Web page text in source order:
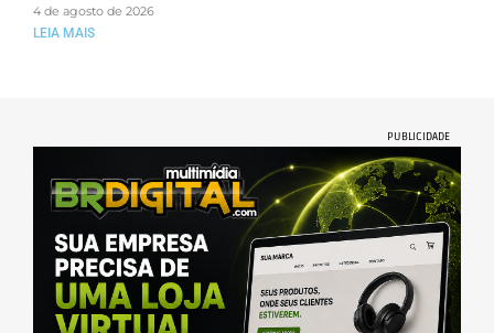
4 de agosto de 2026
LEIA MAIS
PUBLICIDADE